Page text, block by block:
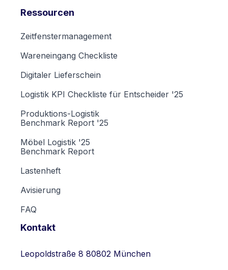
Ressourcen
Zeitfenstermanagement
Wareneingang Checkliste
Digitaler Lieferschein
Logistik KPI Checkliste für Entscheider '25
Produktions-Logistik
Benchmark Report '25
Möbel Logistik '25
Benchmark Report
Lastenheft
Avisierung
FAQ
Kontakt
Leopoldstraße 8 80802 München